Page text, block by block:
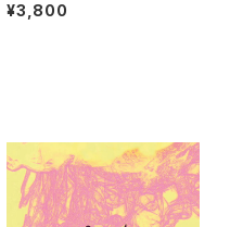
¥3,800